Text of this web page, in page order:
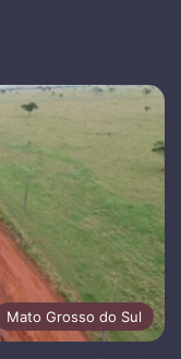
Mato Grosso do Sul